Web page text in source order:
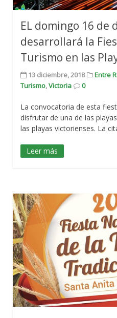
EL domingo 16 de
desarrollará la
Turismo en las
13 diciembre, 2018 Entre
Turismo,Victoria 0
La convocatoria de esta
disfrutar de una de las
las playas victorienses. La
Leer más